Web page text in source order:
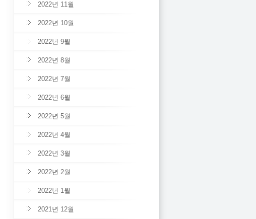
2022년 11월
2022년 10월
2022년 9월
2022년 8월
2022년 7월
2022년 6월
2022년 5월
2022년 4월
2022년 3월
2022년 2월
2022년 1월
2021년 12월